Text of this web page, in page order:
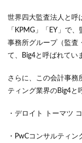
世界四大監査法人と呼
「KPMG」「EY」で
事務所グループ（監査
て、Big4と呼ばれてい
さらに、この会計事務
ティング業界のBig4と
・デロイト トーマツ
・PwCコンサルティン